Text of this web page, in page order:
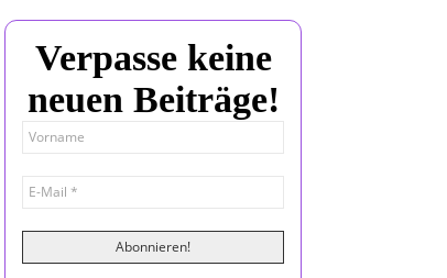
Verpasse keine
neuen Beiträge!